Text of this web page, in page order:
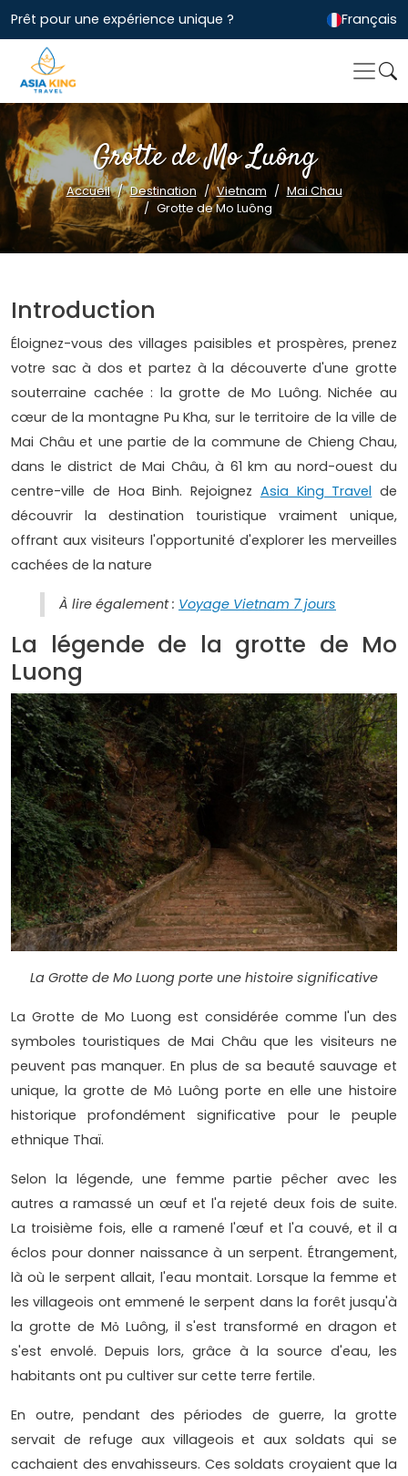
Prêt pour une expérience unique ? Français
Grotte de Mo Luông
Accueil Destination Vietnam
Mai Chau
Grotte de Mo Luông
Introduction
Éloignez-vous des villages paisibles et prospères, prenez
votre sac à dos et partez à la découverte d'une grotte
souterraine cachée : la grotte de Mo Luông. Nichée au
cœur de la montagne Pu Kha, sur le territoire de la ville de
Mai Châu et une partie de la commune de Chieng Chau,
dans le district de Mai Châu, à 61 km au nord-ouest du
centre-ville de Hoa Binh. Rejoignez Asia King Travel de
découvrir la destination touristique vraiment unique,
offrant aux visiteurs l'opportunité d'explorer les merveilles
cachées de la nature
À lire également : Voyage Vietnam 7 jours
La légende de la grotte de Mo
Luong
La Grotte de Mo Luong porte une histoire significative
La Grotte de Mo Luong est considérée comme l'un des
symboles touristiques de Mai Châu que les visiteurs ne
peuvent pas manquer. En plus de sa beauté sauvage et
unique, la grotte de Mỏ Luông porte en elle une histoire
historique profondément significative pour le peuple
ethnique Thaï.
Selon la légende, une femme partie pêcher avec les
autres a ramassé un œuf et l'a rejeté deux fois de suite.
La troisième fois, elle a ramené l'œuf et l'a couvé, et il a
éclos pour donner naissance à un serpent. Étrangement,
là où le serpent allait, l'eau montait. Lorsque la femme et
les villageois ont emmené le serpent dans la forêt jusqu'à
la grotte de Mỏ Luông, il s'est transformé en dragon et
s'est envolé. Depuis lors, grâce à la source d'eau, les
habitants ont pu cultiver sur cette terre fertile.
En outre, pendant des périodes de guerre, la grotte
servait de refuge aux villageois et aux soldats qui se
cachaient des envahisseurs. Ces soldats croyaient que la